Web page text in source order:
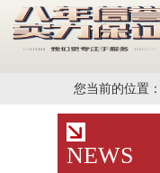
您当前的位置：
NEWS